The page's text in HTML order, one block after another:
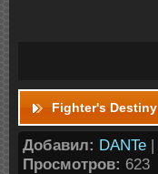
Fighter's Destiny
Добавил: DANTe |
Просмотров: 623